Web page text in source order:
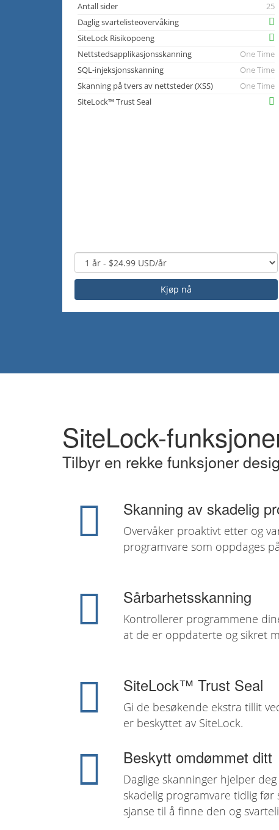
Antall sider
25
Daglig svartelisteovervåking
SiteLock Risikopoeng
Nettstedsapplikasjonsskanning
One Time
SQL-injeksjonsskanning
One Time
Skanning på tvers av nettsteder (XSS)
One Time
SiteLock™ Trust Seal
Kjøp nå
SiteLock-
Tilbyr en rekke funksjoner
Skanning av skadelig
Overvåker proaktivt etter og
programvare som oppdages
Sårbarhetsskanning
Kontrollerer programmene
at de er oppdaterte og sikret
SiteLock™ Trust Seal
Gi de besøkende ekstra tillit
er beskyttet av SiteLock.
Beskytt omdømmet ditt
Daglige skanninger hjelper
skadelig programvare tidlig
sjanse til å finne den og